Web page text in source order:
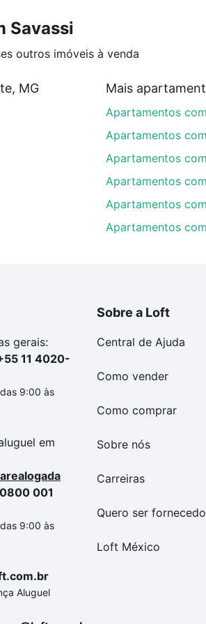
Savassi
outros imóveis à venda
MG Mais
Apartamentos
Apartamentos
Apartamentos
Apartamentos
Apartamentos
Apartamentos
gerais:
11 4020-
9:00 às
em
001
9:00 às
Aluguel
Sobre a Loft
Central de Ajuda
Como vender
Como comprar
Sobre nós
Carreiras
Quero ser
Loft México